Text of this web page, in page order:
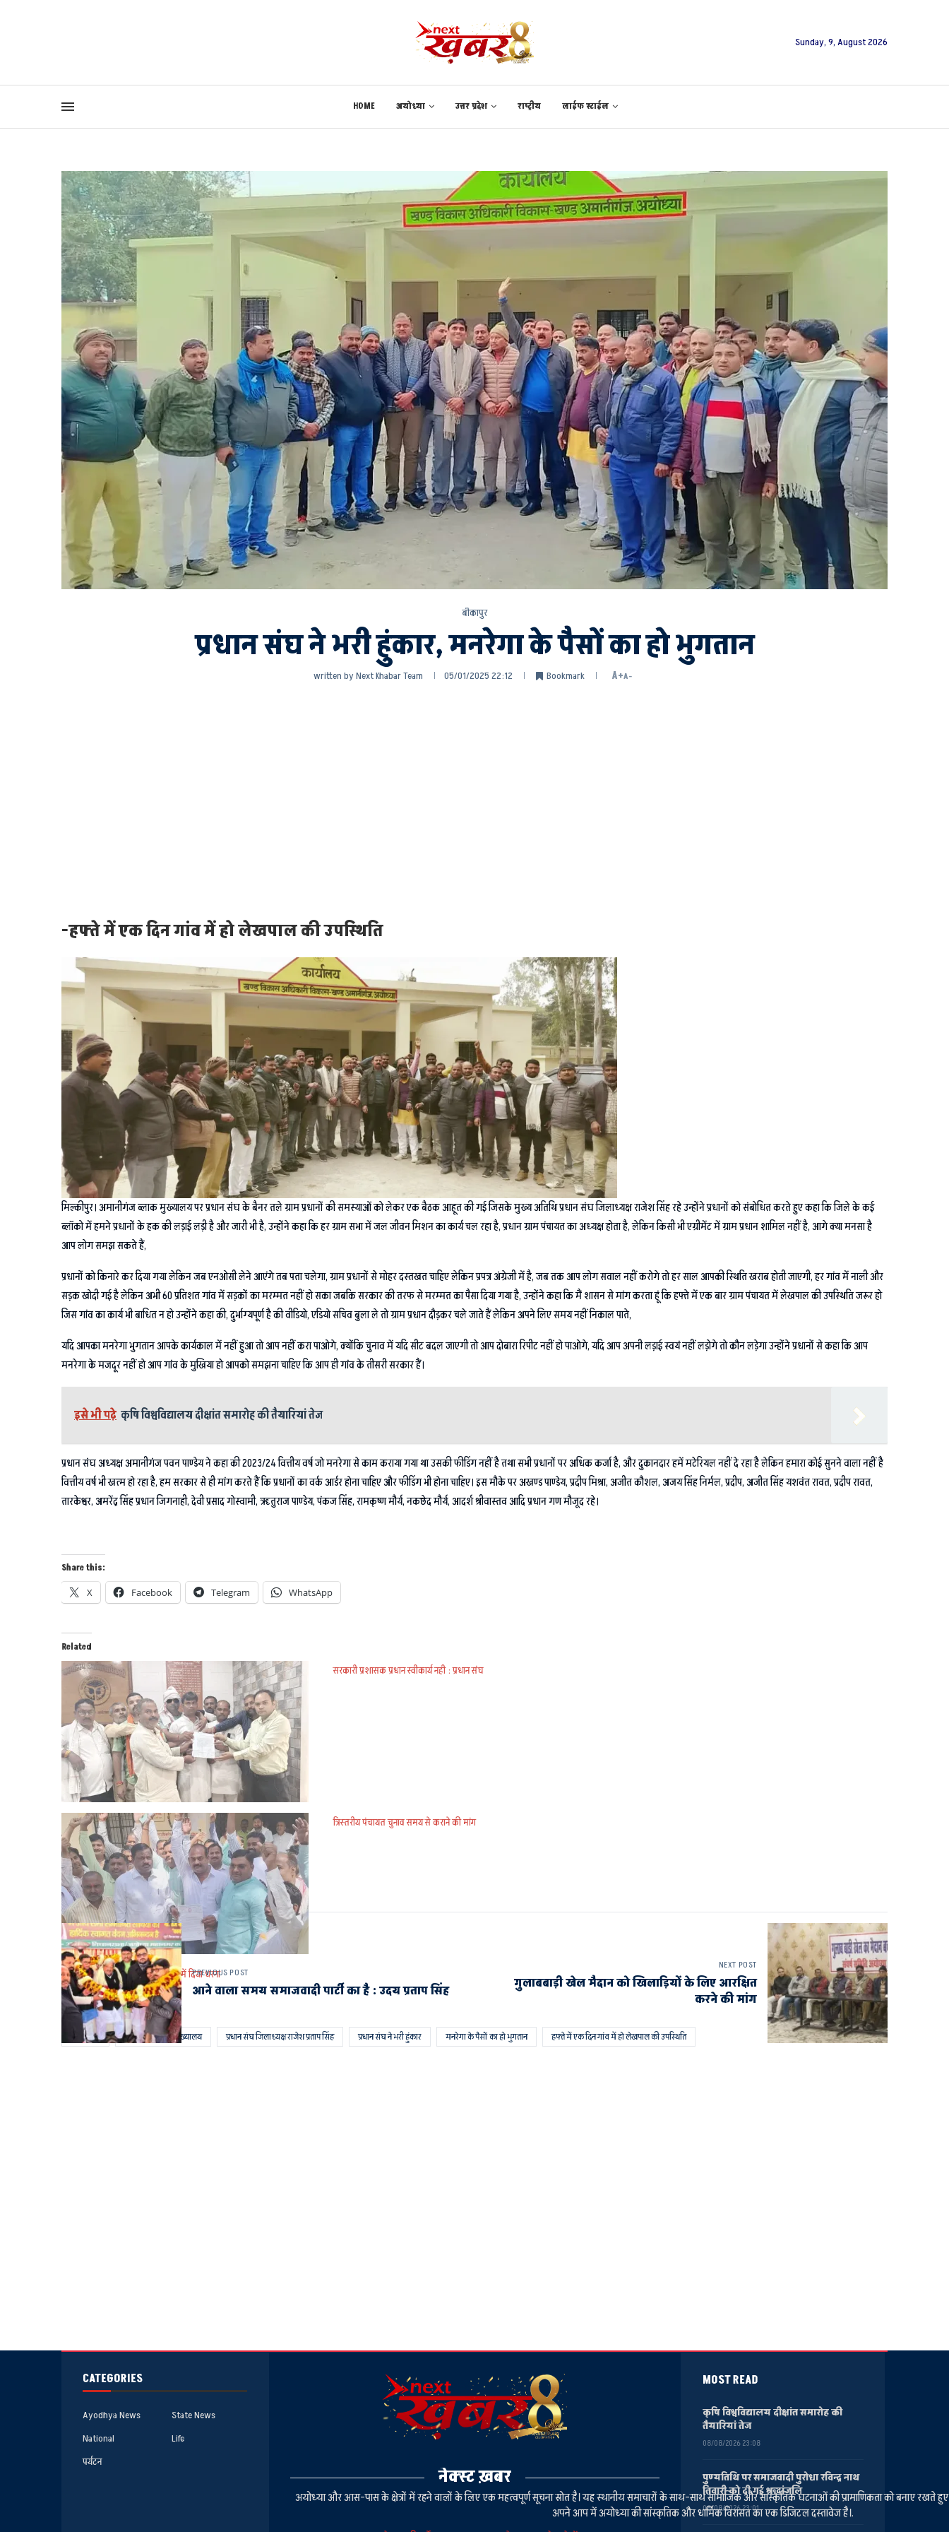
Sunday, 9, August 2026
HOME अयोध्या उत्तर प्रदेश राष्ट्रीय लाईफ स्टाईल
बीकापुर
प्रधान संघ ने भरी हुंकार, मनरेगा के पैसों का हो भुगतान
written byNext Khabar Team 05/01/2025 22:12 Bookmark A+A-
-हफ्ते में एक दिन गांव में हो लेखपाल की उपस्थिति
मिल्कीपुर। अमानीगंज ब्लाक मुख्यालय पर प्रधान संघ के बैनर तले ग्राम प्रधानों की समस्याओं को लेकर एक बैठक आहूत की गई जिसके मुख्य अतिथि प्रधान संघ जिलाध्यक्ष राजेश सिंह रहे उन्होंने प्रधानों को संबोधित करते हुए कहा कि जिले के कई
ब्लॉको में हमने प्रधानों के हक की लड़ाई लड़ी है और जारी भी है, उन्होंने कहा कि हर ग्राम सभा में जल जीवन मिशन का कार्य चल रहा है, प्रधान ग्राम पंचायत का अध्यक्ष होता है, लेकिन किसी भी एग्रीमेंट में ग्राम प्रधान शामिल नहीं है, आगे क्या मनसा है
आप लोग समझ सकते हैं,
प्रधानों को किनारे कर दिया गया लेकिन जब एनओसी लेने आएंगे तब पता चलेगा, ग्राम प्रधानों से मोहर दस्तखत चाहिए लेकिन प्रपत्र अंग्रेजी में है, जब तक आप लोग सवाल नहीं करोगे तो हर साल आपकी स्थिति खराब होती जाएगी, हर गांव में नाली और
सड़क खोदी गई है लेकिन अभी 60 प्रतिशत गांव में सड़कों का मरम्मत नहीं हो सका जबकि सरकार की तरफ से मरम्मत का पैसा दिया गया है, उन्होंने कहा कि मैं शासन से मांग करता हूं कि हफ्ते में एक बार ग्राम पंचायत में लेखपाल की उपस्थिति जरूर हो
जिस गांव का कार्य भी बाधित न हो उन्होंने कहा की, दुर्भाग्यपूर्ण है की वीडियो, एडियो सचिव बुला ले तो ग्राम प्रधान दौड़कर चले जाते हैं लेकिन अपने लिए समय नहीं निकाल पाते,
यदि आपका मनरेगा भुगतान आपके कार्यकाल में नहीं हुआ तो आप नहीं करा पाओगे, क्योंकि चुनाव में यदि सीट बदल जाएगी तो आप दोबारा रिपीट नहीं हो पाओगे, यदि आप अपनी लड़ाई स्वयं नहीं लड़ोगे तो कौन लड़ेगा उन्होंने प्रधानों से कहा कि आप
मनरेगा के मजदूर नहीं हो आप गांव के मुखिया हो आपको समझना चाहिए कि आप ही गांव के तीसरी सरकार हैं।
इसे भी पढ़े कृषि विश्वविद्यालय दीक्षांत समारोह की तैयारियां तेज
प्रधान संघ अध्यक्ष अमानीगंज पवन पाण्डेय ने कहा की 2023/24 वित्तीय वर्ष जो मनरेगा से काम कराया गया था उसकी फीडिंग नहीं है तथा सभी प्रधानों पर अधिक कर्जा है, और दुकानदार हमें मटेरियल नहीं दे रहा है लेकिन हमारा कोई सुनने वाला नहीं है
वित्तीय वर्ष भी खत्म हो रहा है, हम सरकार से ही मांग करते हैं कि प्रधानों का वर्क आर्डर होना चाहिए और फीडिंग भी होना चाहिए। इस मौके पर अखण्ड पाण्डेय, प्रदीप मिश्रा, अजीत कौशल, अजय सिंह निर्मल, प्रदीप, अजीत सिंह यशवंत रावत, प्रदीप रावत,
तारकेश्वर, अमरेंद्र सिंह प्रधान जिगनाही, देवी प्रसाद गोस्वामी, ऋतुराज पाण्डेय, पंकज सिंह, रामकृष्ण मौर्य, नकछेद मौर्य, आदर्श श्रीवास्तव आदि प्रधान गण मौजूद रहे।
Share this:
X Facebook Telegram WhatsApp
Related
सरकारी प्रशासक प्रधान स्वीकार्य नही : प्रधान संघ
त्रिस्तरीय पंचायत चुनाव समय से कराने की मांग
आक्रोशित ग्राम प्रधानो ने ब्लाक परिसर में दिया धरना
AYODHYA अमानीगंज ब्लाक मुख्यालय प्रधान संघ जिलाध्यक्ष राजेश प्रताप सिंह प्रधान संघ ने भरी हुंकार मनरेगा के पैसों का हो भुगतान हफ्ते में एक दिन गांव में हो लेखपाल की उपस्थिति
PREVIOUS POST
आने वाला समय समाजवादी पार्टी का है : उदय प्रताप सिंह
NEXT POST
गुलाबबाड़ी खेल मैदान को खिलाड़ियों के लिए आरक्षित
करने की मांग
CATEGORIES
Ayodhya News
State News
National
Life
पर्यटन
नेक्स्ट ख़बर
अयोध्या और आस-पास के क्षेत्रों में रहने वालों के लिए एक महत्वपूर्ण सूचना स्रोत है। यह स्थानीय समाचारों के साथ-साथ सामाजिक और सांस्कृतिक घटनाओं की प्रामाणिकता को बनाए रखते हुए
अपने आप में अयोध्या की सांस्कृतिक और धार्मिक विरासत का एक डिजिटल दस्तावेज है।.
MOST READ
कृषि विश्वविद्यालय दीक्षांत समारोह की
तैयारियां तेज
08/08/2026 23:08
पुण्यतिथि पर समाजवादी पुरोधा रविन्द्र नाथ
तिवारी को दी गई श्रद्धांजलि
08/08/2026 23:01